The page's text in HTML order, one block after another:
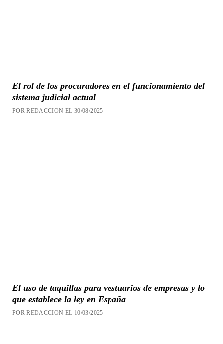
El rol de los procuradores en el funcionamiento del
sistema judicial actual
POR REDACCION EL 30/08/2025
El uso de taquillas para vestuarios de empresas y lo
que establece la ley en España
POR REDACCION EL 10/03/2025